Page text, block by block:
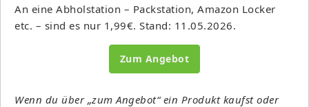
An eine Abholstation – Packstation, Amazon Locker
etc. – sind es nur 1,99€. Stand: 11.05.2026.
Zum Angebot
Wenn du über „zum Angebot“ ein Produkt kaufst oder